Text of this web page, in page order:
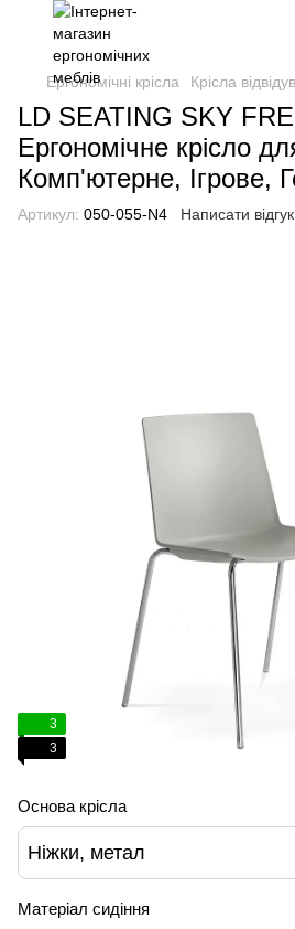
Ергономічні крісла Крісла
LD SEATING SKY
Ергономічне крісло
Комп'ютерне, Ігрове,
Артикул: 050-055-N4 Написати відгук
3
3
Основа крісла
Ніжки, метал
Матеріал сидіння